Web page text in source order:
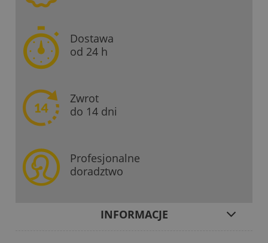
Dostawa
od 24 h
Zwrot
do 14 dni
Profesjonalne
doradztwo
INFORMACJE